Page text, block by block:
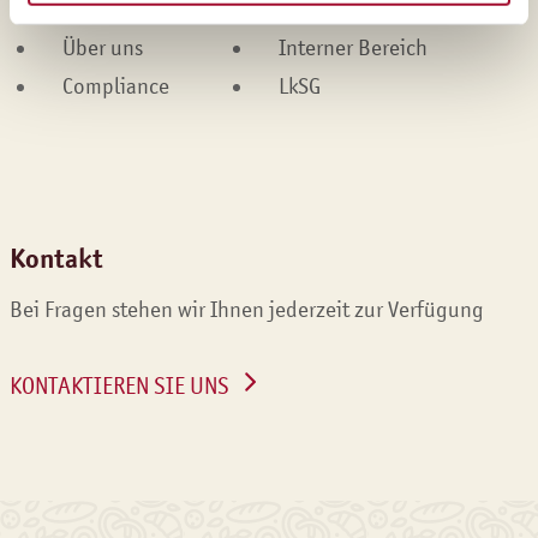
Karriere
Impressum
Über uns
Interner Bereich
Compliance
LkSG
Kontakt
Bei Fragen stehen wir Ihnen jederzeit zur Verfügung
KONTAKTIEREN SIE UNS